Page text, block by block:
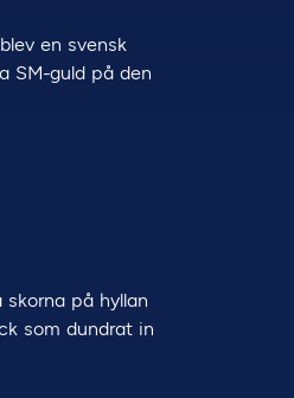
en svensk
SM-guld på den
skorna på hyllan
som dundrat in